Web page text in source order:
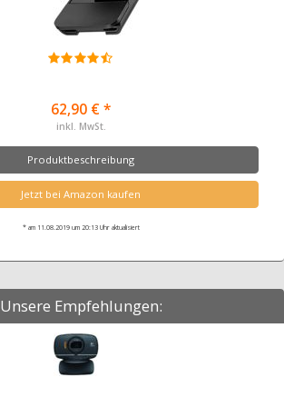
62,90 € *
inkl. MwSt.
Produktbeschreibung
Jetzt bei Amazon kaufen
* am 11.08.2019 um 20:13 Uhr aktualisiert
Unsere Empfehlungen: